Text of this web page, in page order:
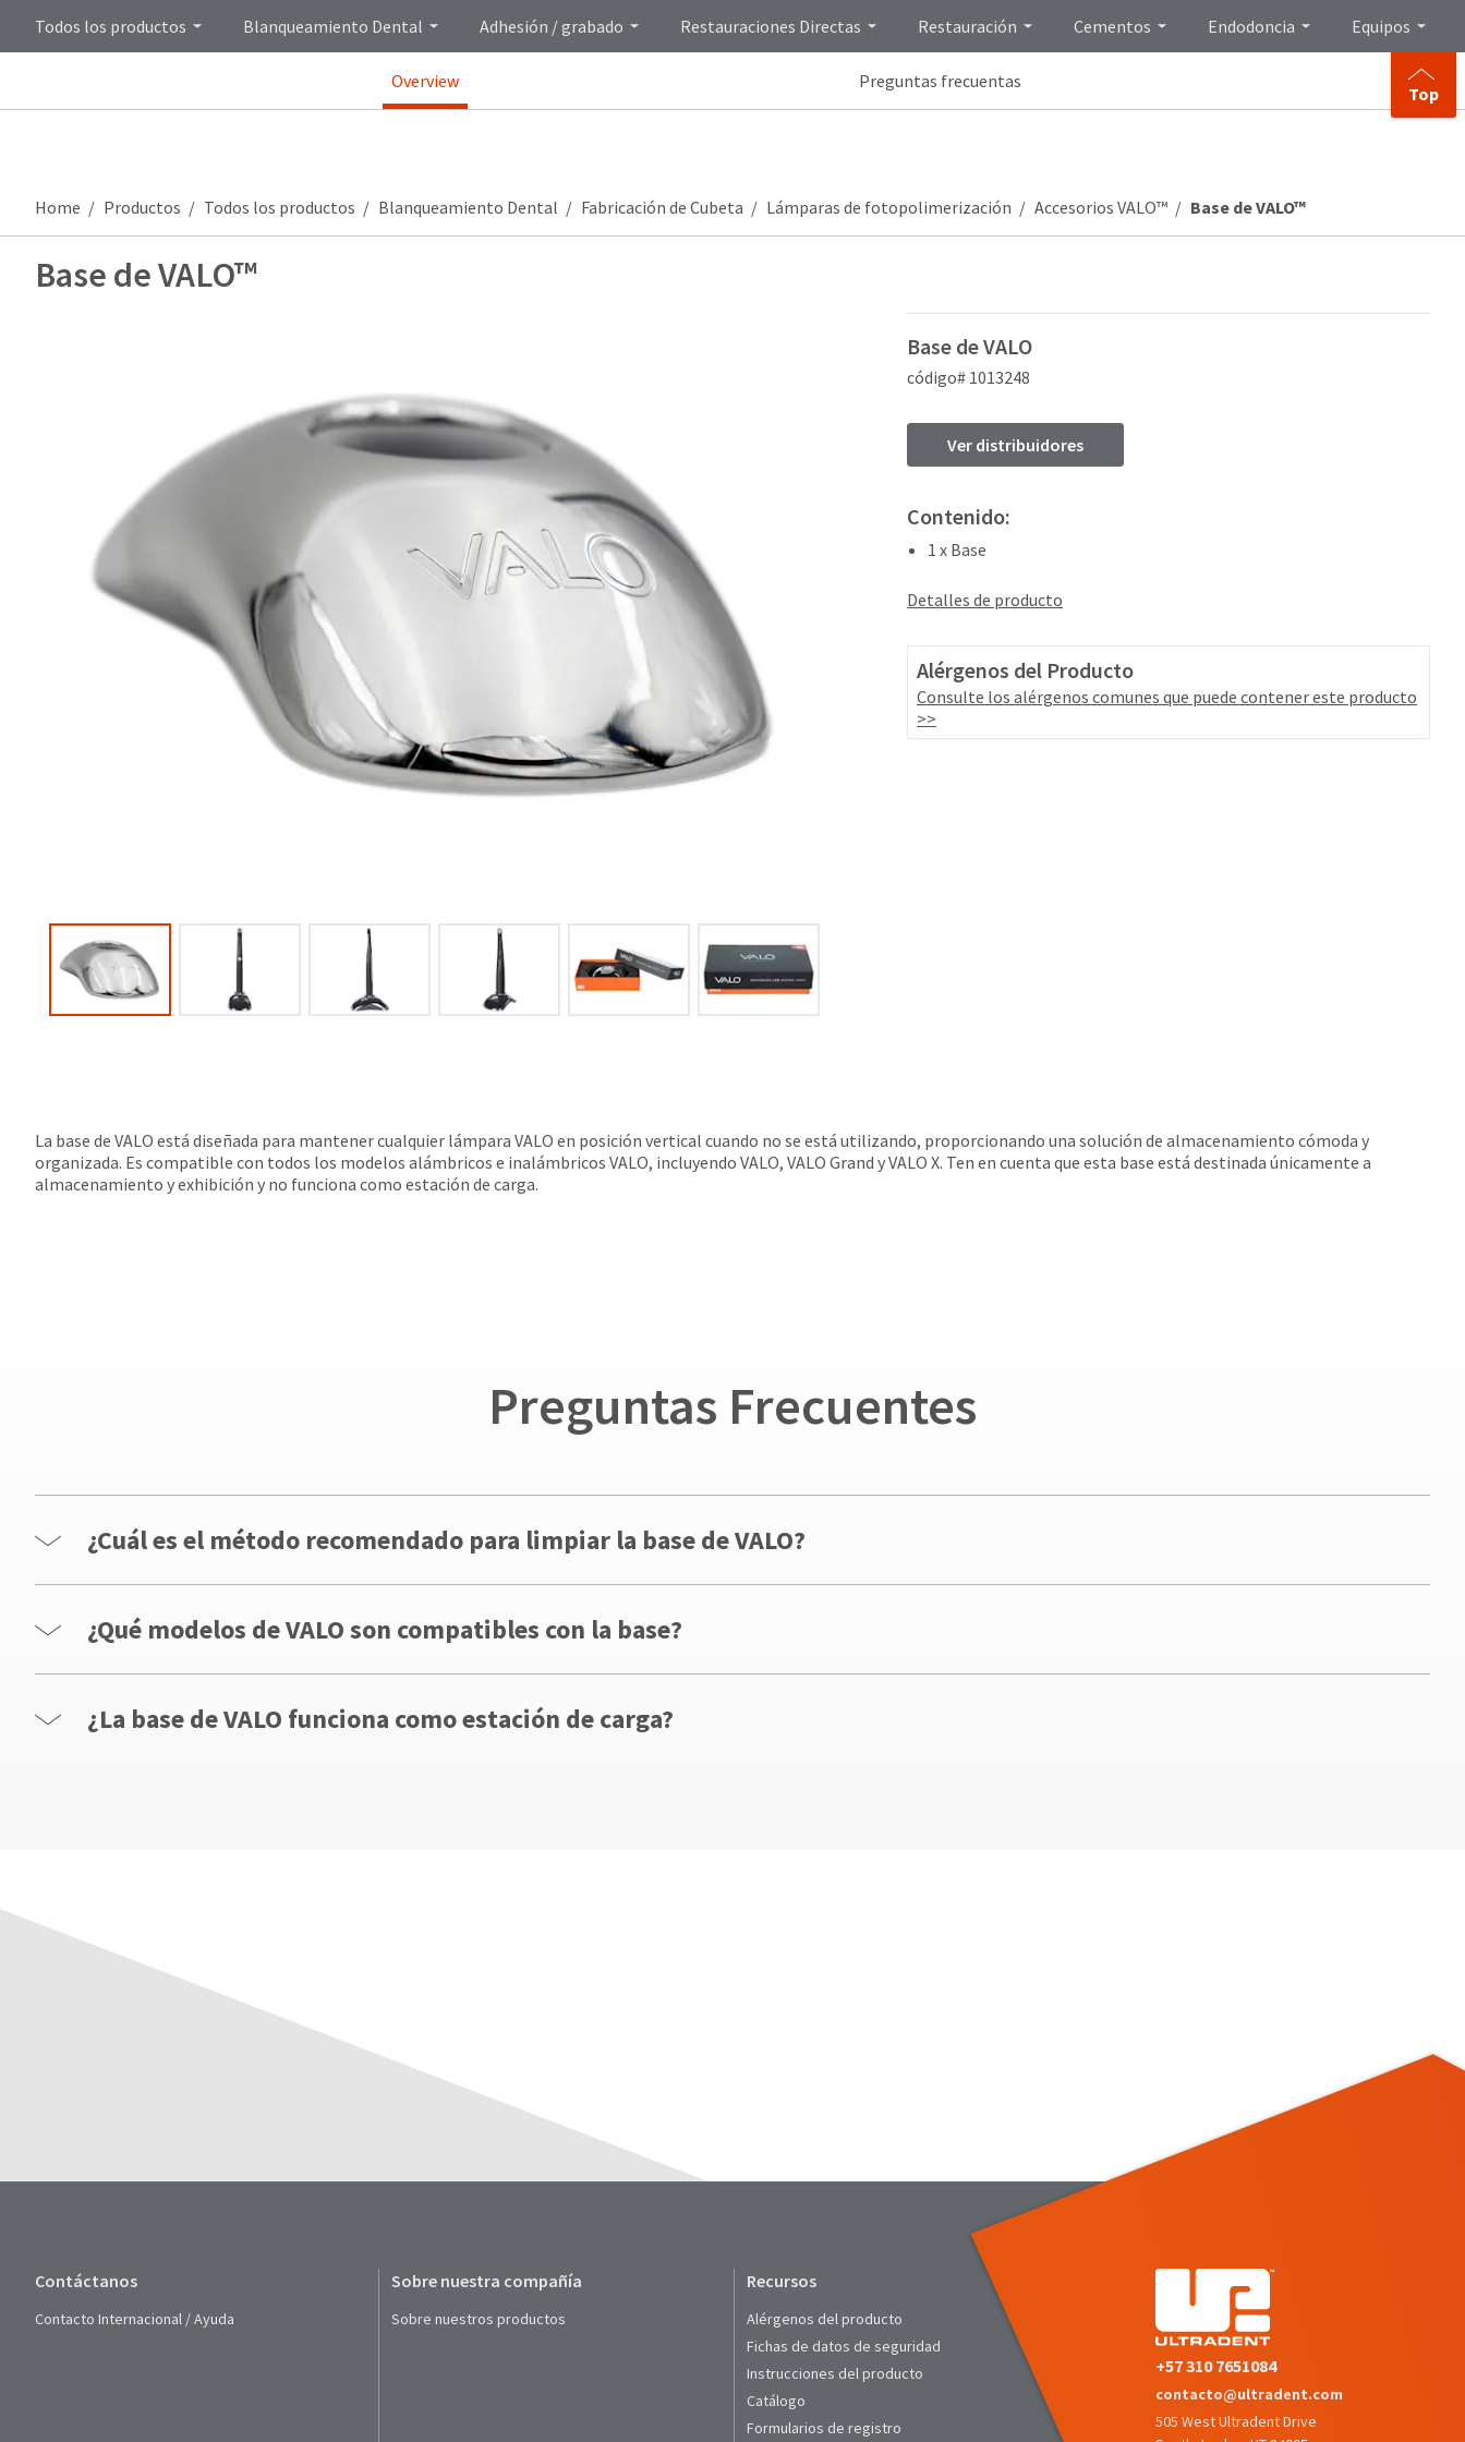
Todos los productos Blanqueamiento Dental Adhesión / grabado Restauraciones Directas Restauración Cementos Endodoncia Equipos
Overview Preguntas frecuentas
Top
Home Productos Todos los productos Blanqueamiento Dental Fabricación de Cubeta Lámparas de fotopolimerización Accesorios VALO™ Base de VALO™
Base de VALO™
Base de VALO
código# 1013248
Ver distribuidores
Contenido:
1 x Base
Detalles de producto
Alérgenos del Producto
Consulte los alérgenos comunes que puede contener este producto
>>
La base de VALO está diseñada para mantener cualquier lámpara VALO en posición vertical cuando no se está utilizando, proporcionando una solución de almacenamiento cómoda y
organizada. Es compatible con todos los modelos alámbricos e inalámbricos VALO, incluyendo VALO, VALO Grand y VALO X. Ten en cuenta que esta base está destinada únicamente a
almacenamiento y exhibición y no funciona como estación de carga.
Preguntas Frecuentes
¿Cuál es el método recomendado para limpiar la base de VALO?
¿Qué modelos de VALO son compatibles con la base?
¿La base de VALO funciona como estación de carga?
Contáctanos
Contacto Internacional / Ayuda
Sobre nuestra compañía
Sobre nuestros productos
Recursos
Alérgenos del producto
Fichas de datos de seguridad
Instrucciones del producto
Catálogo
Formularios de registro
+57 310 7651084
contacto@ultradent.com
505 West Ultradent Drive